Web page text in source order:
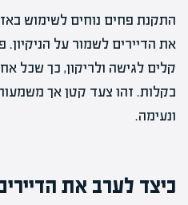
התקנת פחים נוחים לשימוש
את הדיירים לשמור על הניקיון.
קלים לגישה ולריקון, כך שכל
בקלות. זהו צעד קטן אך
ונעימה.
כיצד לערב את